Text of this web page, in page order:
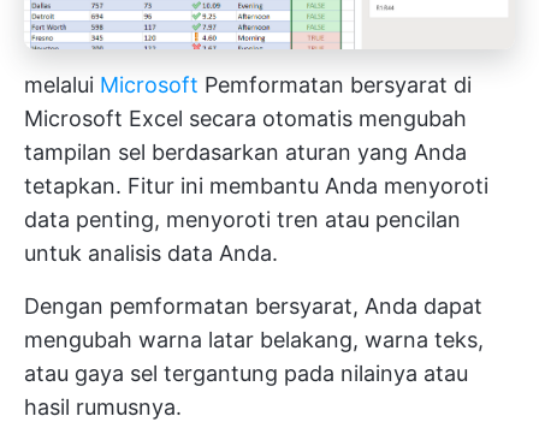
melalui Microsoft Pemformatan bersyarat di
Microsoft Excel secara otomatis mengubah
tampilan sel berdasarkan aturan yang Anda
tetapkan. Fitur ini membantu Anda menyoroti
data penting, menyoroti tren atau pencilan
untuk analisis data Anda.
Dengan pemformatan bersyarat, Anda dapat
mengubah warna latar belakang, warna teks,
atau gaya sel tergantung pada nilainya atau
hasil rumusnya.